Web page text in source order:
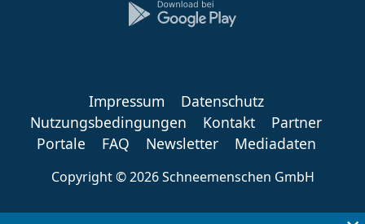
Impressum
Datenschutz
Nutzungsbedingungen
Kontakt
Partner
Portale
FAQ Newsletter Mediadaten
Copyright ©2026 Schneemenschen GmbH